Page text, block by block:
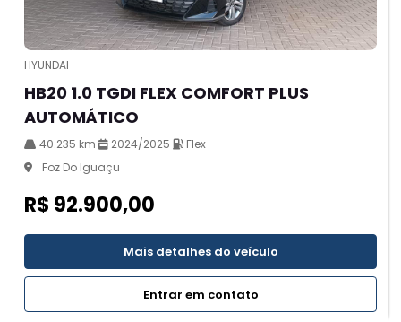
HYUNDAI
HB20 1.0 TGDI FLEX COMFORT PLUS
AUTOMÁTICO
40.235 km 2024/2025
Flex
Foz Do Iguaçu
R$ 92.900,00
Mais detalhes do veículo
Entrar em contato